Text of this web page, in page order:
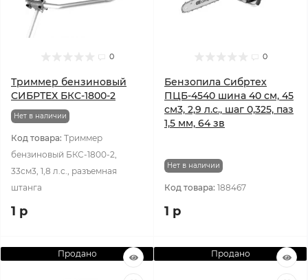
0
Триммер бензиновый
СИБРТЕХ БКС-1800-2
Нет в наличии
Код товара: Триммер
бензиновый БКС-1800-2,
33см3, 1,8 л.с., разъемная
штанга
1 р
0
Бензопила Сибртех
ПЦБ-4540 шина 40 см, 45
см3, 2,9 л.с., шаг 0,325, паз
1,5 мм, 64 зв
Нет в наличии
Код товара: 188467
1 р
Продано Продано